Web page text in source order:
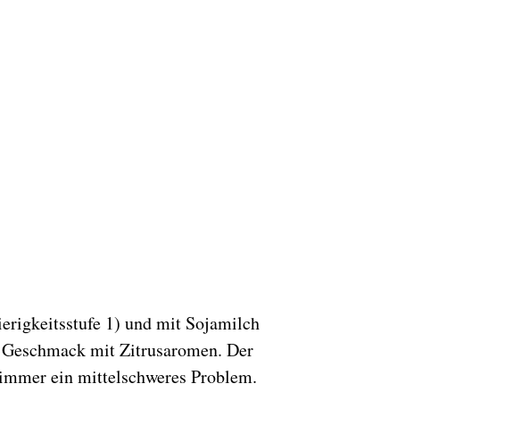
1) und mit Sojamilch
mit Zitrusaromen. Der
ein mittelschweres Problem.